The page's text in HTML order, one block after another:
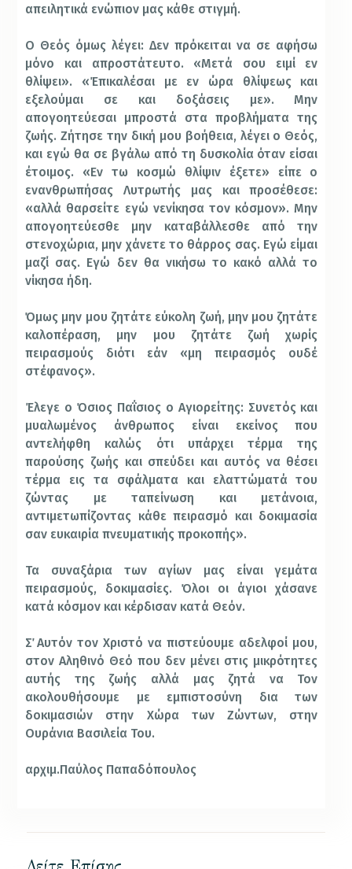
απειλητικά ενώπιον μας κάθε στιγμή.
Ο Θεός όμως λέγει: Δεν πρόκειται να σε αφήσω
μόνο και απροστάτευτο. «Μετά σου ειμί εν
θλίψει». «Έπικαλέσαι με εν ώρα θλίψεως και
εξελούμαι σε και δοξάσεις με». Μην
απογοητεύεσαι μπροστά στα προβλήματα της
ζωής. Ζήτησε την δική μου βοήθεια, λέγει ο Θεός,
και εγώ θα σε βγάλω από τη δυσκολία όταν είσαι
έτοιμος. «Εν τω κοσμώ θλίψιν έξετε» είπε ο
ενανθρωπήσας Λυτρωτής μας και προσέθεσε:
«αλλά θαρσείτε εγώ νενίκησα τον κόσμον». Μην
απογοητεύεσθε μην καταβάλλεσθε από την
στενοχώρια, μην χάνετε το θάρρος σας. Εγώ είμαι
μαζί σας. Εγώ δεν θα νικήσω το κακό αλλά το
νίκησα ήδη.
Όμως μην μου ζητάτε εύκολη ζωή, μην μου ζητάτε
καλοπέραση, μην μου ζητάτε ζωή χωρίς
πειρασμούς διότι εάν «μη πειρασμός ουδέ
στέφανος».
Έλεγε ο Όσιος Παΐσιος ο Αγιορείτης: Συνετός και
μυαλωμένος άνθρωπος είναι εκείνος που
αντελήφθη καλώς ότι υπάρχει τέρμα της
παρούσης ζωής και σπεύδει και αυτός να θέσει
τέρμα εις τα σφάλματα και ελαττώματά του
ζώντας με ταπείνωση και μετάνοια,
αντιμετωπίζοντας κάθε πειρασμό και δοκιμασία
σαν ευκαιρία πνευματικής προκοπής».
Τα συναξάρια των αγίων μας είναι γεμάτα
πειρασμούς, δοκιμασίες. Όλοι οι άγιοι χάσανε
κατά κόσμον και κέρδισαν κατά Θεόν.
Σ΄ Αυτόν τον Χριστό να πιστεύουμε αδελφοί μου,
στον Αληθινό Θεό που δεν μένει στις μικρότητες
αυτής της ζωής αλλά μας ζητά να Τον
ακολουθήσουμε με εμπιστοσύνη δια των
δοκιμασιών στην Χώρα των Ζώντων, στην
Ουράνια Βασιλεία Του.
αρχιμ.Παύλος Παπαδόπουλος